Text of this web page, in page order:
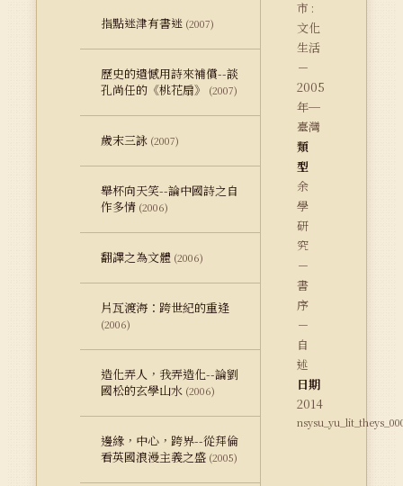
指點迷津有書迷 (2007)
歷史的遺憾用詩來補償--談
孔尚任的《桃花扇》
(2007)
歲末三詠 (2007)
舉杯向天笑--論中國詩之自
作多情 (2006)
翻譯之為文體 (2006)
片瓦渡海：跨世紀的重逢
(2006)
造化弄人，我弄造化--論劉
國松的玄學山水 (2006)
邊緣，中心，跨界--從拜倫
看英國浪漫主義之盛 (2005)
市 :
文化
生活
－
2005
年─
臺灣
類
型
余
學
研
究
－
書
序
－
自
述
日期
2014